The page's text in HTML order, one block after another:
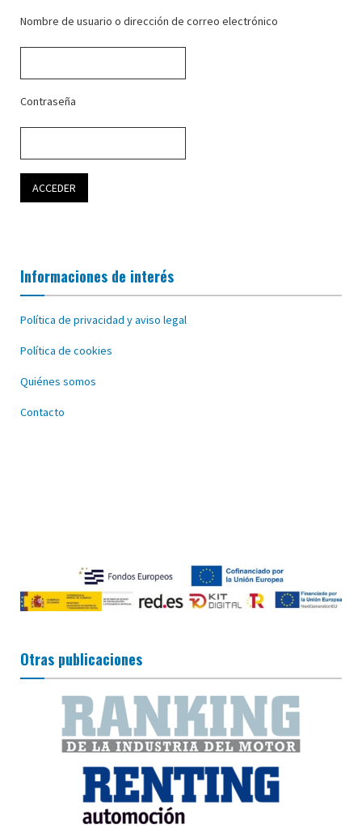
Nombre de usuario o dirección de correo electrónico
Contraseña
Informaciones de interés
Política de privacidad y aviso legal
Política de cookies
Quiénes somos
Contacto
Otras publicaciones